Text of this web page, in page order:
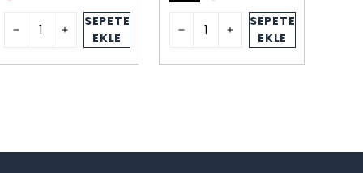
SEPETE
EKLE
SEPETE
EKLE